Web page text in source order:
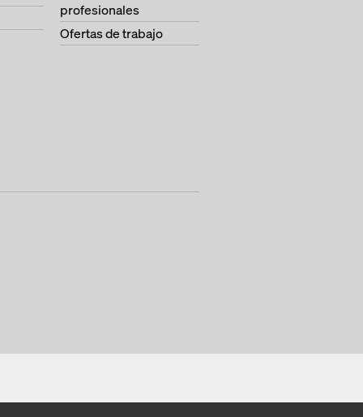
profesionales
Ofertas de trabajo